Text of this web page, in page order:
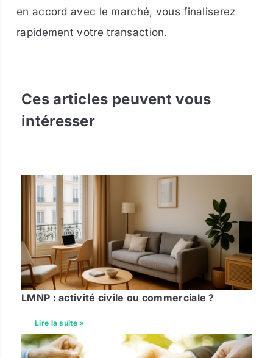
en accord avec le marché, vous finaliserez
rapidement votre transaction.
Ces articles peuvent vous
intéresser
LMNP : activité civile ou commerciale ?
Lire la suite »